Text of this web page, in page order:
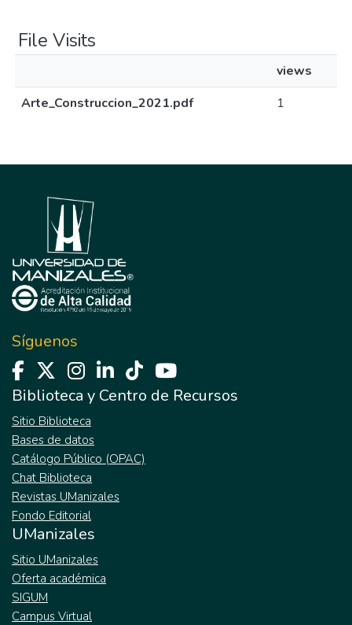
File Visits
views
Arte_Construccion_2021.pdf
1
Síguenos
Biblioteca y Centro de Recursos
Sitio Biblioteca
Bases de datos
Catálogo Público (OPAC)
Chat Biblioteca
Revistas UManizales
Fondo Editorial
UManizales
Sitio UManizales
Oferta académica
SIGUM
Campus Virtual